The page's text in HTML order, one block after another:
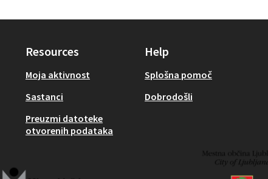
Resources
Moja aktivnost
Sastanci
Preuzmi datoteke
otvorenih podataka
Help
Splošna pomoč
Dobrodošli